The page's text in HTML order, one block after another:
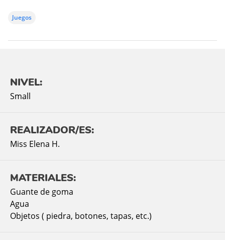
Juegos
NIVEL:
Small
REALIZADOR/ES:
Miss Elena H.
MATERIALES:
Guante de goma
Agua
Objetos ( piedra, botones, tapas, etc.)